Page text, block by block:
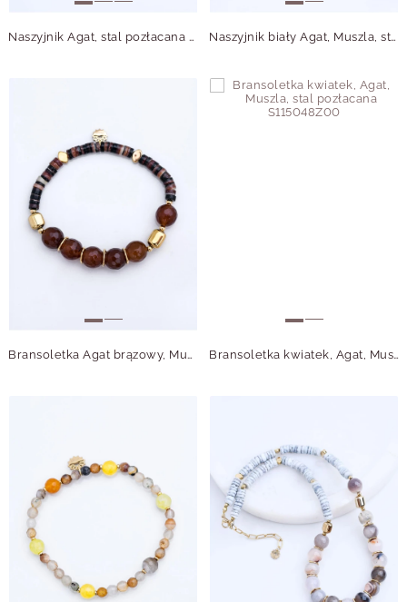
Naszyjnik Agat, stal pozłacana S314979Z00 Naszyjnik biały Agat, Muszla, stal pozłacana S315061Z00
Bransoletka Agat brązowy, Muszla, stal pozłacana S115071Z00 Bransoletka kwiatek, Agat, Muszla, stal pozłacana S115048Z00